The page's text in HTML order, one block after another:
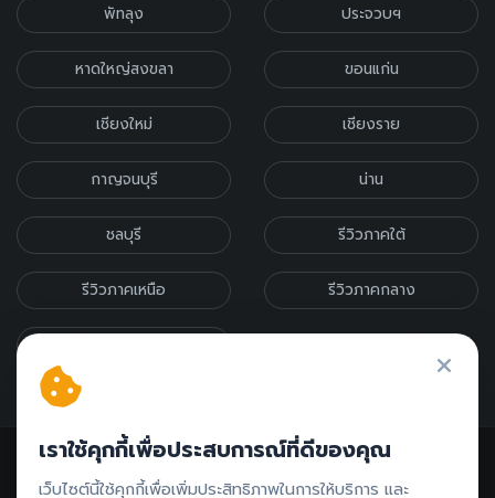
พัทลุง ประจวบฯ
หาดใหญ่สงขลา ขอนแก่น
เชียงใหม่ เชียงราย
กาญจนบุรี น่าน
ชลบุรี รีวิวภาคใต้
รีวิวภาคเหนือ รีวิวภาคกลาง
เราใช้คุกกี้เพื่อประสบการณ์ที่ดีของคุณ
เว็บไซต์นี้ใช้คุกกี้เพื่อเพิ่มประสิทธิภาพในการให้บริการ และ